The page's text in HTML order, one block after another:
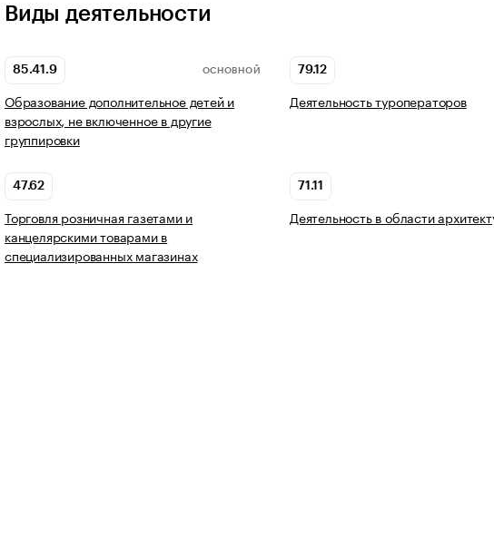
Виды деятельности
85.41.9 ОСНОВНОЙ
Образование дополнительное детей и
взрослых, не включенное в другие
группировки
79.12
Деятельность туроператоров
47.62
Торговля розничная газетами и
канцелярскими товарами в
специализированных магазинах
71.11
Деятельность в области